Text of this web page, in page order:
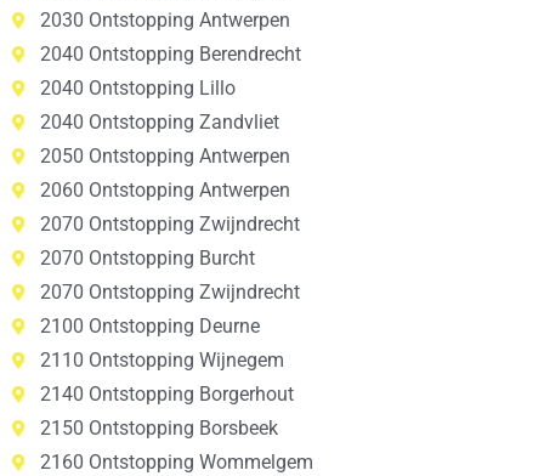
2030 Ontstopping Antwerpen
2040 Ontstopping Berendrecht
2040 Ontstopping Lillo
2040 Ontstopping Zandvliet
2050 Ontstopping Antwerpen
2060 Ontstopping Antwerpen
2070 Ontstopping Zwijndrecht
2070 Ontstopping Burcht
2070 Ontstopping Zwijndrecht
2100 Ontstopping Deurne
2110 Ontstopping Wijnegem
2140 Ontstopping Borgerhout
2150 Ontstopping Borsbeek
2160 Ontstopping Wommelgem